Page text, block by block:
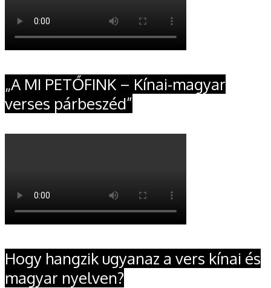
„A MI PETŐFINK – Kínai-magyar
verses párbeszéd”
Hogy hangzik ugyanaz a vers kínai és
magyar nyelven?